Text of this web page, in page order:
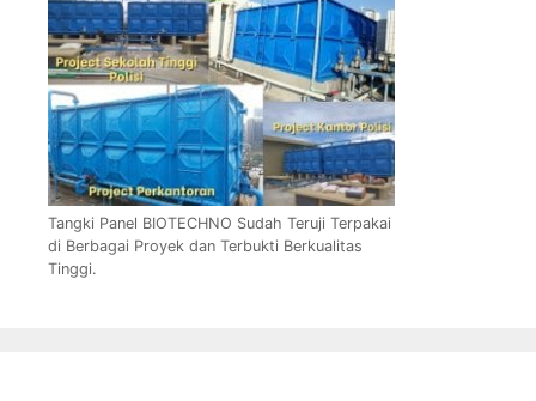
Tangki Panel BIOTECHNO Sudah Teruji Terpakai
di Berbagai Proyek dan Terbukti Berkualitas
Tinggi.